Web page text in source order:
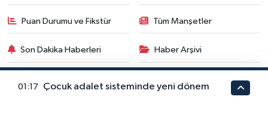
Puan Durumu ve Fikstür Tüm Manşetler
Son Dakika Haberleri Haber Arşivi
01:17 Çocuk adalet sisteminde yeni dönem